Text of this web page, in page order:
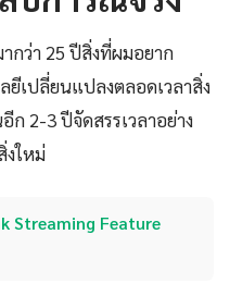
กว่า 25 ปีสิ่งที่ผมอยาก
ยีเปลี่ยนแปลงตลอดเวลาสิ่ง
ก 2-3 ปีจัดสรรเวลาอย่าง
งใหม่
Streaming Feature